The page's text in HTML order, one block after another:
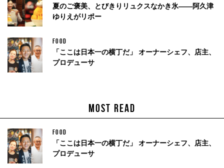
MOST READ
FOOD
「ここは日本一の横丁だ」 オーナーシェフ、店主、
プロデューサ
夏のご褒美、とびきりリュクスなかき氷——阿久津
ゆりえがリポー
FOOD
「ここは日本一の横丁だ」 オーナーシェフ、店主、
プロデューサ